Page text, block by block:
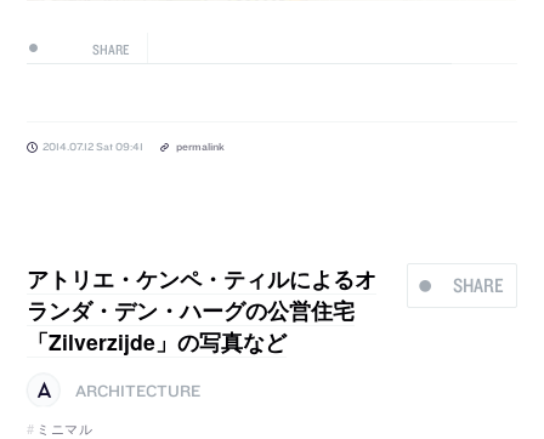
SHARE
2014.07.12 Sat 09:41 permalink
SHARE
アトリエ・ケンペ・ティルによるオ
ランダ・デン・ハーグの公営住宅
「Zilverzijde」の写真など
ARCHITECTURE
ミニマル